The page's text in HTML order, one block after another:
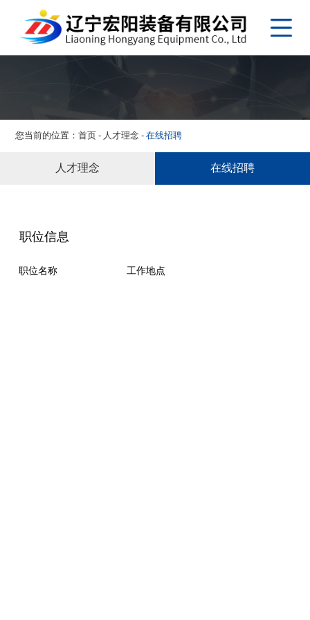
网站首页
关于我们
视频专区
联系我们
您当前的位置：首页- 人才理念 -在线招聘
人才理念 在线招聘